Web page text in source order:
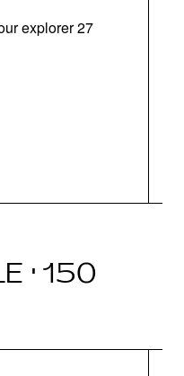
explorer 27
· 150